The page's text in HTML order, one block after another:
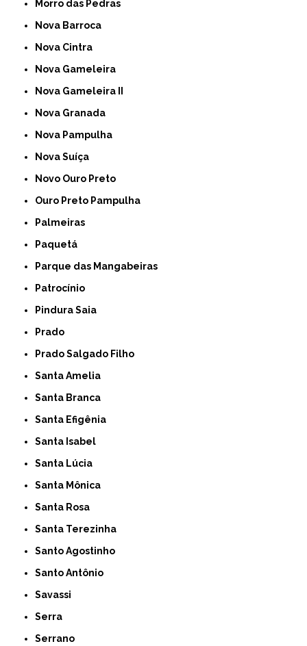
Morro das Pedras
Nova Barroca
Nova Cintra
Nova Gameleira
Nova Gameleira II
Nova Granada
Nova Pampulha
Nova Suíça
Novo Ouro Preto
Ouro Preto Pampulha
Palmeiras
Paquetá
Parque das Mangabeiras
Patrocínio
Pindura Saia
Prado
Prado Salgado Filho
Santa Amelia
Santa Branca
Santa Efigênia
Santa Isabel
Santa Lúcia
Santa Mônica
Santa Rosa
Santa Terezinha
Santo Agostinho
Santo Antônio
Savassi
Serra
Serrano